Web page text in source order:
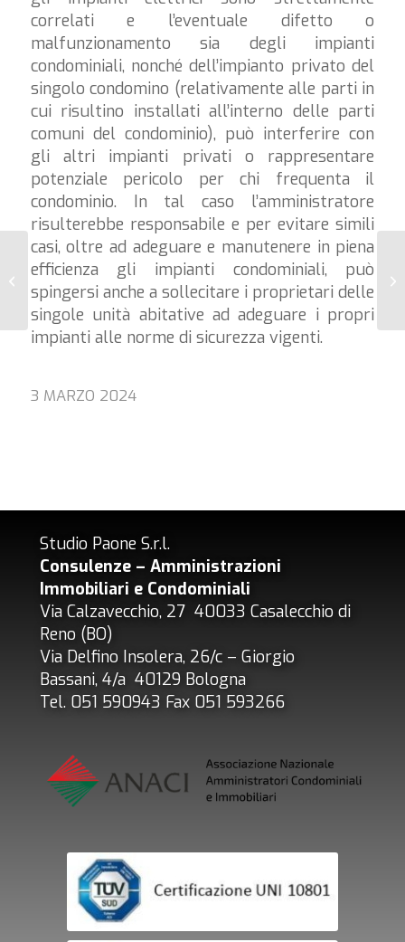
correlati e l’eventuale difetto o
malfunzionamento sia degli impianti
condominiali, nonché dell’impianto privato del
singolo condomino (relativamente alle parti in
cui risultino installati all’interno delle parti
comuni del condominio), può interferire con
gli altri impianti privati o rappresentare
potenziale pericolo per chi frequenta il
condominio. In tal caso l’amministratore
risulterebbe responsabile e per evitare simili
casi, oltre ad adeguare e manutenere in piena
efficienza gli impianti condominiali, può
spingersi anche a sollecitare i proprietari delle
singole unità abitative ad adeguare i propri
impianti alle norme di sicurezza vigenti.
3 MARZO 2024
Studio Paone S.r.l.
Consulenze – Amministrazioni
Immobiliari e Condominiali
Via Calzavecchio, 27 40033 Casalecchio di
Reno (BO)
Via Delfino Insolera, 26/c – Giorgio
Bassani, 4/a 40129 Bologna
Tel. 051 590943 Fax 051 593266
La messa a terra